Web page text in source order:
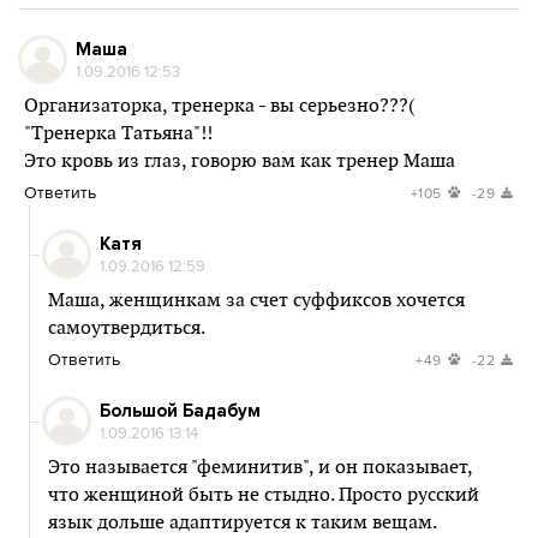
Маша
1.09.2016 12:53
Организаторка, тренерка - вы серьезно???(
"Тренерка Татьяна"!!
Это кровь из глаз, говорю вам как тренер Маша
Ответить +105 -29
Катя
1.09.2016 12:59
Маша, женщинкам за счет суффиксов хочется
самоутвердиться.
Ответить +49 -22
Большой Бадабум
1.09.2016 13:14
Это называется "феминитив", и он показывает,
что женщиной быть не стыдно. Просто русский
язык дольше адаптируется к таким вещам.